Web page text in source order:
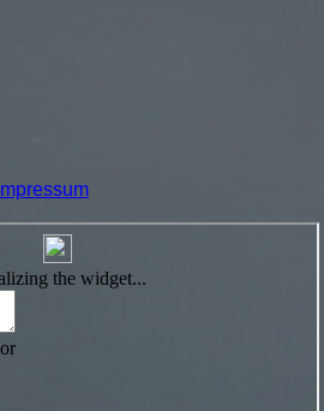
Impressum